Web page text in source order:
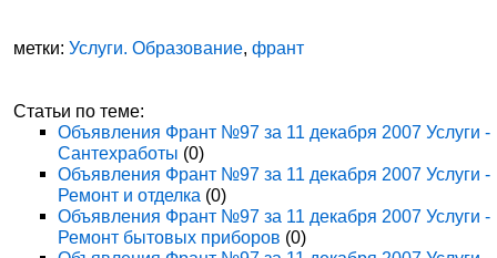
метки:Услуги. Образование,франт
Статьи по теме:
Объявления Франт №97 за 11 декабря 2007 Услуги -
Сантехработы (0)
Объявления Франт №97 за 11 декабря 2007 Услуги -
Ремонт и отделка (0)
Объявления Франт №97 за 11 декабря 2007 Услуги -
Ремонт бытовых приборов (0)